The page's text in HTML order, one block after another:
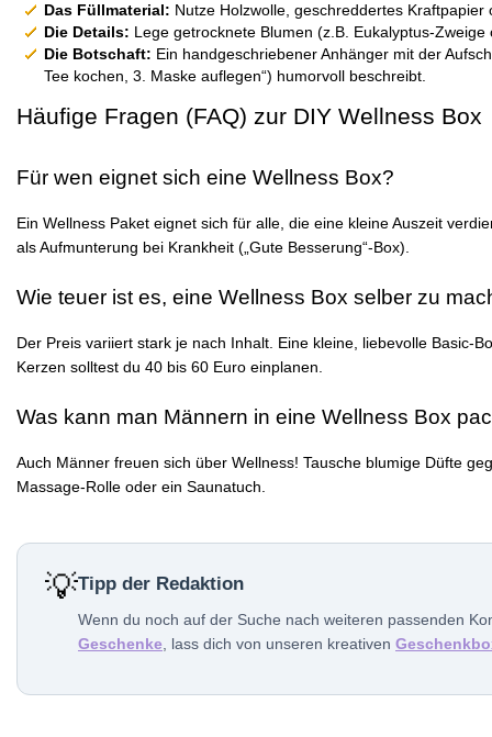
Das Füllmaterial: Nutze Holzwolle, geschreddertes
Die Details: Lege getrocknete Blumen (z.B. Eukalyptus-
Die Botschaft: Ein handgeschriebener Anhänger mit der
Tee kochen, 3. Maske auflegen“) humorvoll beschreibt.
Häufige Fragen (FAQ) zur DIY Wellness Box
Für wen eignet sich eine Wellness Box?
Ein Wellness Paket eignet sich für alle, die eine kleine Auszeit
als Aufmunterung bei Krankheit („Gute Besserung“-Box).
Wie teuer ist es, eine Wellness Box selber zu
Der Preis variiert stark je nach Inhalt. Eine kleine, liebevolle Basic-
Kerzen solltest du 40 bis 60 Euro einplanen.
Was kann man Männern in eine Wellness Box
Auch Männer freuen sich über Wellness! Tausche blumige Düfte
Massage-Rolle oder ein Saunatuch.
💡Tipp der Redaktion
Wenn du noch auf der Suche nach weiteren passenden
Geschenke , lass dich von unseren kreativen